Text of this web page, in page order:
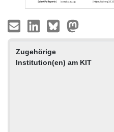
Zugehörige
Institution(en) am KIT